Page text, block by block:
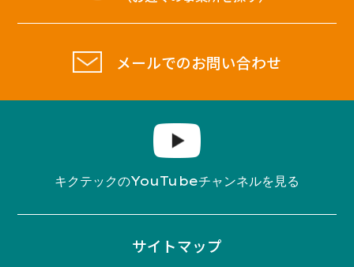
メールでのお問い合わせ
キクテックのYouTubeチャンネルを見る
サイトマップ